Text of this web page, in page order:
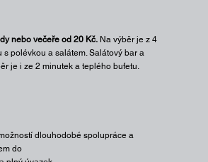
nebo večeře od 20 Kč. Na výběr je z 4
s polévkou a salátem. Salátový bar a
je i ze 2 minutek a teplého bufetu.
dlouhodobé spolupráce a
do